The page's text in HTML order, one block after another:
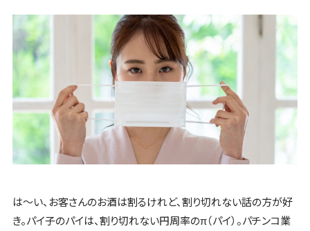
は～い、お客さんのお酒は割るけれど、割り切れない話の方が好
き。パイ子のパイは、割り切れない円周率のπ（パイ）。パチンコ業